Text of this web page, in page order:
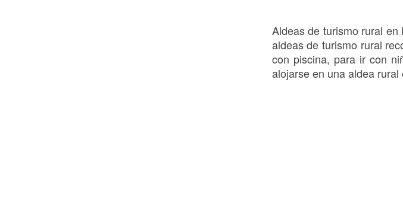
Aldeas de turismo rural
aldeas de turismo rural
con piscina, para ir con
alojarse en una aldea